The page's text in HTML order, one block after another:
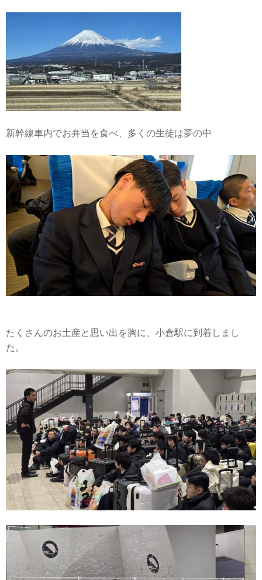
新幹線車内でお弁当を食べ、多くの生徒は夢の中
たくさんのお土産と思い出を胸に、小倉駅に到着しまし
た。